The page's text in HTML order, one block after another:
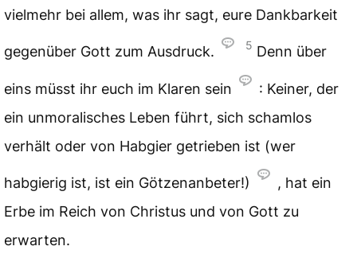
vielmehr bei allem, was ihr sagt, eure Dankbarkeit
gegenüber Gott zum Ausdruck. 5 Denn über
eins müsst ihr euch im Klaren sein
: Keiner, der
ein unmoralisches Leben führt, sich schamlos
verhält oder von Habgier getrieben ist (wer
habgierig ist, ist ein Götzenanbeter!)
, hat ein
Erbe im Reich von Christus und von Gott zu
erwarten.